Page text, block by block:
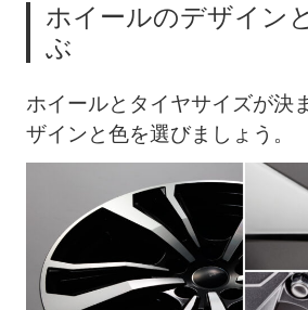
ホイールのデザイン
ぶ
ホイールとタイヤサイズが決
ザインと色を選びましょう。